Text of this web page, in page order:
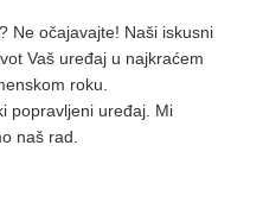
Ne očajavajte! Naši iskusni
Vaš uređaj u najkraćem
roku.
popravljeni uređaj. Mi
naš rad.